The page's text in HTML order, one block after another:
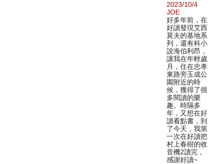
2023/10/4
JOE
好多年前，在
好讀發現艾西
莫夫的基地系
列，還有科小
說海伯利昂，
讓我在年輕歲
月，住在忠孝
東路旁玉成公
園附近的時
候，獲得了很
多閱讀的樂
趣。時隔多
年，又想在好
讀看點書，到
了今天，我第
一次在好讀把
村上春樹的收
音機2讀完，
感謝好讀~